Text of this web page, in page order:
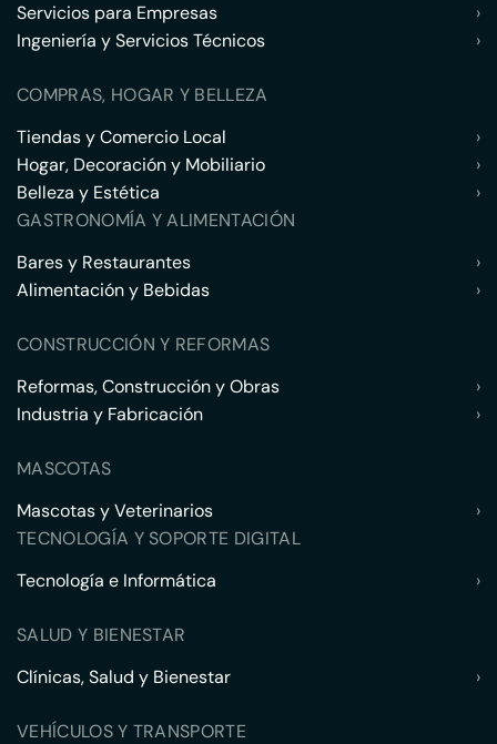
Servicios para Empresas
›
Ingeniería y Servicios Técnicos
›
COMPRAS, HOGAR Y BELLEZA
Tiendas y Comercio Local
›
Hogar, Decoración y Mobiliario
›
Belleza y Estética
›
GASTRONOMÍA Y ALIMENTACIÓN
Bares y Restaurantes
›
Alimentación y Bebidas
›
CONSTRUCCIÓN Y REFORMAS
Reformas, Construcción y Obras
›
Industria y Fabricación
›
MASCOTAS
Mascotas y Veterinarios
›
TECNOLOGÍA Y SOPORTE DIGITAL
Tecnología e Informática
›
SALUD Y BIENESTAR
Clínicas, Salud y Bienestar
›
VEHÍCULOS Y TRANSPORTE